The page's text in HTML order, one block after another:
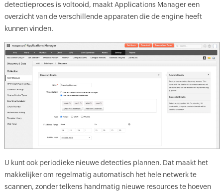
detectieproces is voltooid, maakt Applications Manager een
overzicht van de verschillende apparaten die de engine heeft
kunnen vinden.
U kunt ook periodieke nieuwe detecties plannen. Dat maakt het
makkelijker om regelmatig automatisch het hele netwerk te
scannen, zonder telkens handmatig nieuwe resources te hoeven